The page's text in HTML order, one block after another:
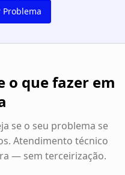
o que fazer em
se o seu problema se
Atendimento técnico
— sem terceirização.